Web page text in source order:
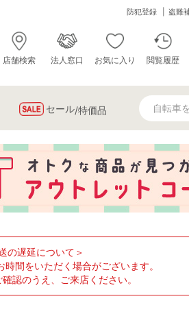
防犯登録 盗難
店舗検索 法人窓口 お気に入り 閲覧履歴
セール/特価品
の遅延について＞
間をいただく場合がございます。
認のうえ、ご来店ください。